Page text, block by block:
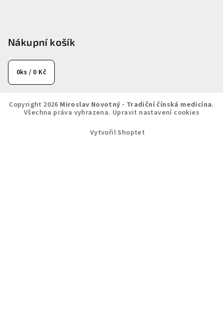
Nákupní košík
0ks / 0 Kč
Copyright 2026 Miroslav Novotný - Tradiční čínská medicína.
Všechna práva vyhrazena. Upravit nastavení cookies
Vytvořil Shoptet